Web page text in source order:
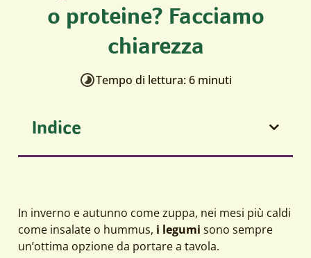
o proteine? Facciamo
chiarezza
Tempo di lettura: 6 minuti
Indice
In inverno e autunno come zuppa, nei mesi più caldi
come insalate o hummus, i legumi sono sempre
un’ottima opzione da portare a tavola.